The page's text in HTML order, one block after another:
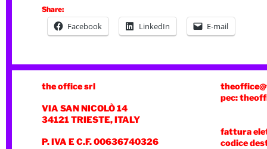
Share:
Facebook LinkedIn E-mail
the office srl
VIA SAN NICOLÒ 14
34121 TRIESTE, ITALY
P. IVA E C.F. 00636740326
pec:
fattura
codice